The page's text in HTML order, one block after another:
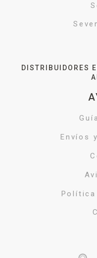
DISTRIBUIDORES
Envíos
Política